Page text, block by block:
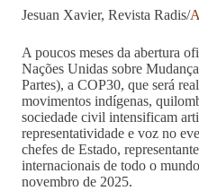
Jesuan Xavier, Revista Radis/
A poucos meses da abertura
Nações Unidas sobre
Partes), a COP30, que será
movimentos indígenas,
sociedade civil intensificam
representatividade e voz no
chefes de Estado,
internacionais de todo o
novembro de 2025.